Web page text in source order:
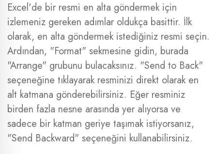
Excel'de bir resmi en alta göndermek için
izlemeniz gereken adımlar oldukça basittir. İlk
olarak, en alta göndermek istediğiniz resmi seçin.
Ardından, "Format" sekmesine gidin, burada
"Arrange" grubunu bulacaksınız. "Send to Back"
seçeneğine tıklayarak resminizi direkt olarak en
alt katmana gönderebilirsiniz. Eğer resminiz
birden fazla nesne arasında yer alıyorsa ve
sadece bir katman geriye taşımak istiyorsanız,
"Send Backward" seçeneğini kullanabilirsiniz.